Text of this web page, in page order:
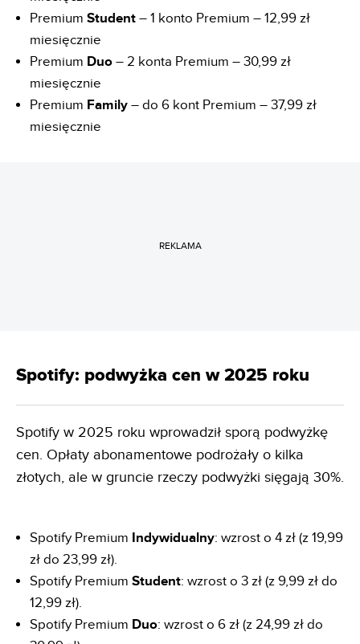
Premium Student – 1 konto Premium – 12,99 zł
miesięcznie
Premium Duo – 2 konta Premium – 30,99 zł
miesięcznie
Premium Family – do 6 kont Premium – 37,99 zł
miesięcznie
REKLAMA
Spotify: podwyżka cen w 2025 roku
Spotify w 2025 roku wprowadził sporą podwyżkę
cen. Opłaty abonamentowe podrożały o kilka
złotych, ale w gruncie rzeczy podwyżki sięgają 30%.
Spotify Premium Indywidualny: wzrost o 4 zł (z 19,99
zł do 23,99 zł).
Spotify Premium Student: wzrost o 3 zł (z 9,99 zł do
12,99 zł).
Spotify Premium Duo: wzrost o 6 zł (z 24,99 zł do